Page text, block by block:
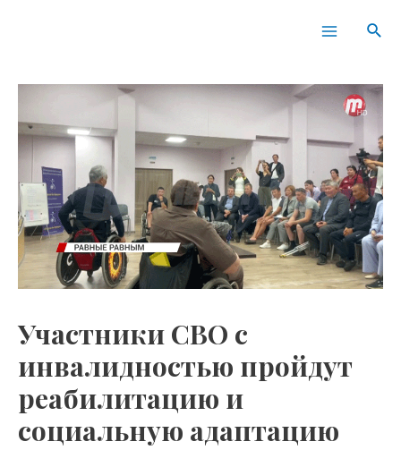
Main
Участники СВО с
инвалидностью пройдут
реабилитацию и
социальную адаптацию